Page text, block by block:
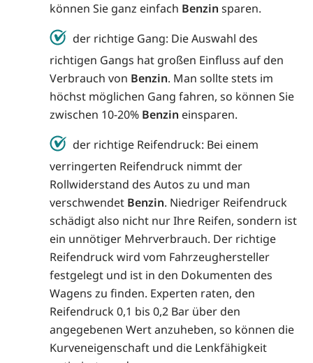
können Sie ganz einfach Benzin sparen.
der richtige Gang: Die Auswahl des
richtigen Gangs hat großen Einfluss auf den
Verbrauch von Benzin. Man sollte stets im
höchst möglichen Gang fahren, so können Sie
zwischen 10-20% Benzin einsparen.
der richtige Reifendruck: Bei einem
verringerten Reifendruck nimmt der
Rollwiderstand des Autos zu und man
verschwendet Benzin. Niedriger Reifendruck
schädigt also nicht nur Ihre Reifen, sondern ist
ein unnötiger Mehrverbrauch. Der richtige
Reifendruck wird vom Fahrzeughersteller
festgelegt und ist in den Dokumenten des
Wagens zu finden. Experten raten, den
Reifendruck 0,1 bis 0,2 Bar über den
angegebenen Wert anzuheben, so können die
Kurveneigenschaft und die Lenkfähigkeit